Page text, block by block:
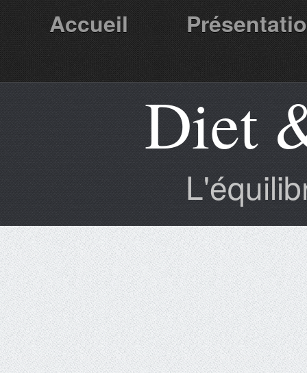
Accueil
Partenaires Diet